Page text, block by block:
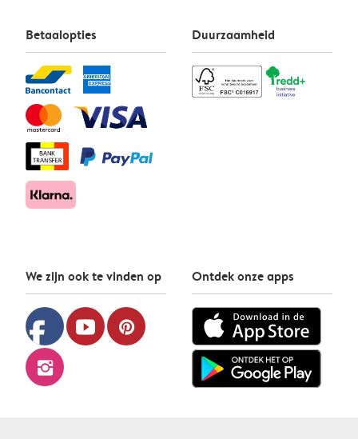
Betaalopties Duurzaamheid
We zijn ook te vinden op
facebook youtube pinterest
instagram
Ontdek onze apps